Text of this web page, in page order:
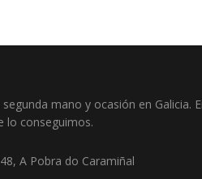
mano y ocasión en Galicia.
lo conseguimos.
A Pobra do Caramiñal